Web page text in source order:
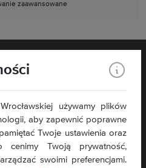
zaawansowane
używamy plików
aby zapewnić poprawne
Twoje ustawienia oraz
cenimy Twoją prywatność,
swoimi preferencjami.